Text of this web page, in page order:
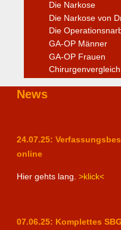
Die Narkose
Die Narkose von
Die
GA-OP Männer
GA-OP Frauen
Chirurgenvergleich
News
24.07.25:
online
Hier gehts lang. >klick<
07.06.25: Komplettes